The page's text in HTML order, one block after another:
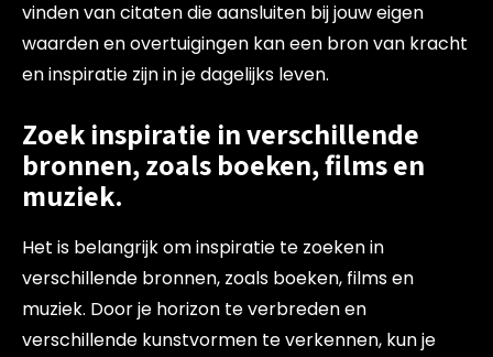
vinden van citaten die aansluiten bij jouw eigen
waarden en overtuigingen kan een bron van kracht
en inspiratie zijn in je dagelijks leven.
Zoek inspiratie in verschillende
bronnen, zoals boeken, films en
muziek.
Het is belangrijk om inspiratie te zoeken in
verschillende bronnen, zoals boeken, films en
muziek. Door je horizon te verbreden en
verschillende kunstvormen te verkennen, kun je